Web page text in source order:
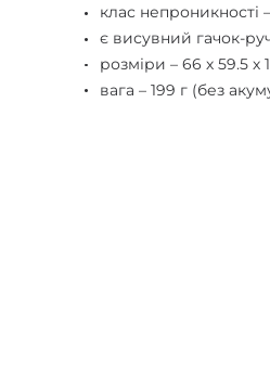
клас непроникності
є висувний гачок-
розміри – 66 х 59.5 х
вага – 199 г (без